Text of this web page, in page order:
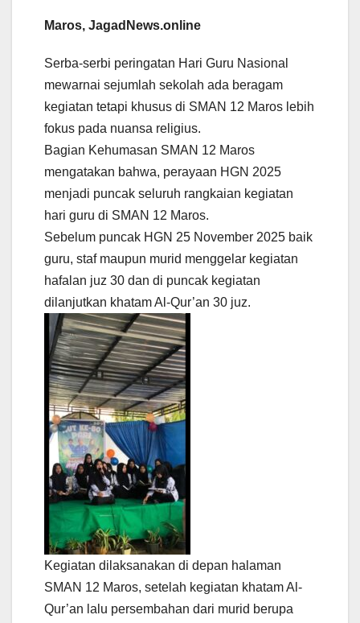
Maros, JagadNews.online
Serba-serbi peringatan Hari Guru Nasional
mewarnai sejumlah sekolah ada beragam
kegiatan tetapi khusus di SMAN 12 Maros lebih
fokus pada nuansa religius.
Bagian Kehumasan SMAN 12 Maros
mengatakan bahwa, perayaan HGN 2025
menjadi puncak seluruh rangkaian kegiatan
hari guru di SMAN 12 Maros.
Sebelum puncak HGN 25 November 2025 baik
guru, staf maupun murid menggelar kegiatan
hafalan juz 30 dan di puncak kegiatan
dilanjutkan khatam Al-Qur’an 30 juz.
Kegiatan dilaksanakan di depan halaman
SMAN 12 Maros, setelah kegiatan khatam Al-
Qur’an lalu persembahan dari murid berupa